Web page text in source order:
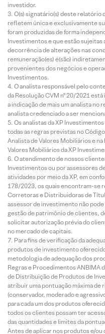
investidor.
O(s) signatário(s) deste relatório
refletem única e exclusivamente
foram produzidas de forma
Investimentos e que estão sujeitas
decorrência de alterações nas
remuneração(es) é(são)
provenientes dos negócios e
Investimentos.
O analista responsável pelo
da Resolução CVM nº 20/2021
a indicação de mais um analista no
analista credenciado a ser
Os analistas da XP
todas as regras previstas no
Analista de Valores Mobiliários e
Valores Mobiliários da XP
O atendimento de nossos
Investimentos ou por assessores
atividades por meio da XP, em
178/2023, os quais encontram-se
Corretoras e Distribuidoras de
assessor de investimento não
gestão de patrimônio de clientes,
solicitar autorização prévia do
no mercado de capitais.
Para fins de verificação da
produtos de investimento
metodologia de adequação dos
Regras e Procedimentos ANBIMA
de Distribuição de Produtos de
atribuir uma pontuação máxima de
(conservador, moderado e
para cada um dos produtos
todos os clientes possam ter
das quantidades e limites da
Antes de aplicar nos produtos e/